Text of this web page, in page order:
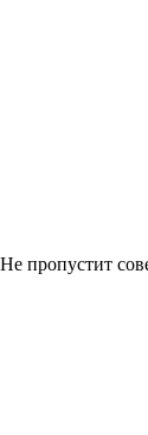
пропустит